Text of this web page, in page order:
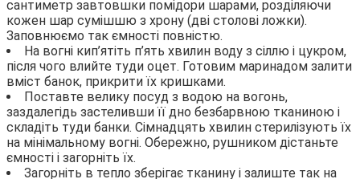
сантиметр завтовшки помідори шарами, розділяючи
кожен шар сумішшю з хрону (дві столові ложки).
Заповнюємо так ємності повністю.
На вогні кип’ятіть п’ять хвилин воду з сіллю і цукром,
після чого влийте туди оцет. Готовим маринадом залити
вміст банок, прикрити їх кришками.
Поставте велику посуд з водою на вогонь,
заздалегідь застеливши її дно безбарвною тканиною і
складіть туди банки. Сімнадцять хвилин стерилізують їх
на мінімальному вогні. Обережно, рушником дістаньте
ємності і загорніть їх.
Загорніть в тепло зберігає тканину і залиште так на